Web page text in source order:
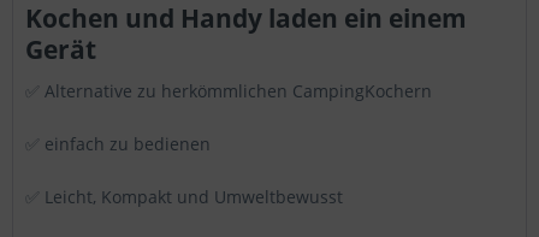
Kochen und Handy laden ein einem
Gerät
✅ Alternative zu herkömmlichen CampingKochern
✅ einfach zu bedienen
✅ Leicht, Kompakt und Umweltbewusst